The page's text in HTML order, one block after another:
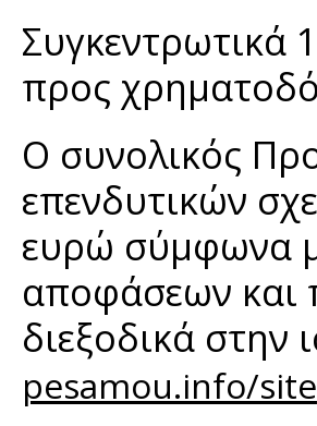
Συγκεντρωτικά
προς
Ο συνολικός
επενδυτικών
ευρώ σύμφωνα
αποφάσεων και
διεξοδικά
pesamou.info/site